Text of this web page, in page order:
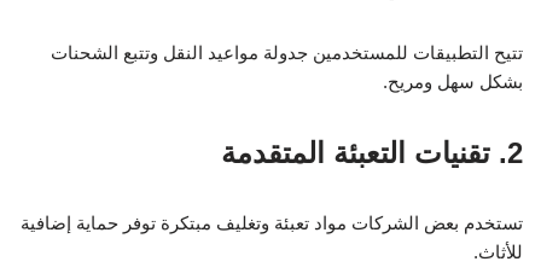
تتيح التطبيقات للمستخدمين جدولة مواعيد النقل وتتبع الشحنات
بشكل سهل ومريح.
2. تقنيات التعبئة المتقدمة
تستخدم بعض الشركات مواد تعبئة وتغليف مبتكرة توفر حماية إضافية
للأثاث.